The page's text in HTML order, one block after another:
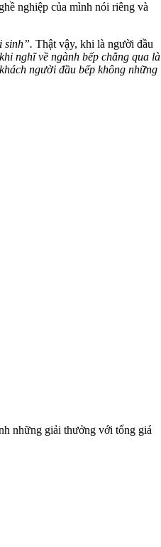
nghiệp của mình nói riêng và
sinh”. Thật vậy, khi là người đầu
nghĩ về ngành bếp chẳng qua là
người đầu bếp không những
những giải thưởng với tổng giá